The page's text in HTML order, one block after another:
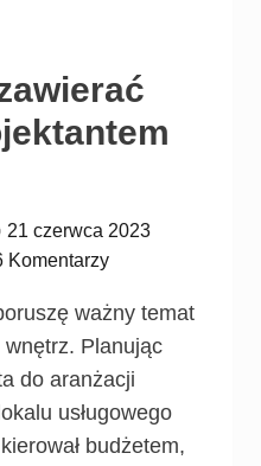
21 czerwca 2023
Komentarzy
ważny temat
Planując
do aranżacji
usługowego
budżetem,